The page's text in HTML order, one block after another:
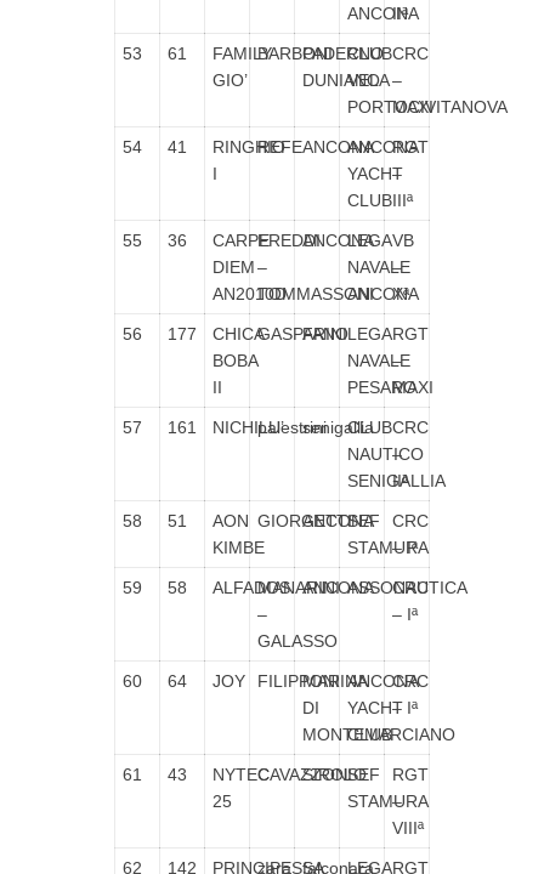
ANCONA
IIª
53 61
FAMILY
GIO’
BARBONIPADERNO
DUNIANO
CLUB
VELA
PORTOCIVITANOVA
CRC
–
MAXI
54 41
RINGHIO
I
REFEANCONAANCONA
YACHT
CLUB
RGT
–
IIIª
55 36
CARPE
DIEM
AN2010D
FREDDI
–
TOMMASSONI
ANCONA
LEGA
NAVALE
ANCONA
VB
–
Xª
56 177
CHICA
BOBA
II
GASPARINI
FANOLEGA
NAVALE
PESARO
RGT
–
MAXI
57 161 NICHILU’palestrinisenigallia
CLUB
NAUTICO
SENIGALLIA
CRC
–
IIª
58 51
AON
KIMBE
GIORGETTI
ANCONA
SEF
STAMURA
CRC
– Iª
59 58 ALFADOSMANARINI
–
GALASSO
ANCONAASSONAUTICA
CRC
– Iª
60 64 JOY FILIPPONI
MARINA
DI
MONTEMARCIANO
ANCONA
YACHT
CLUB
CRC
– Iª
61 43
NYTEC
25
CAVAZZONI
SIROLO
SEF
STAMURA
RGT
–
VIIIª
62 142
PRINCIPESSA
zara falconara
LEGARGT